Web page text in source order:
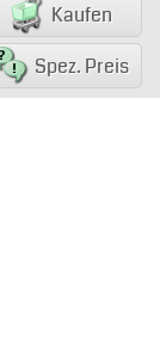
Kaufen
Spez. Preis